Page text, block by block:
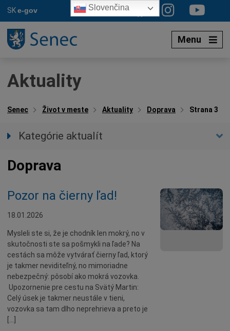
SKe-gov
Menu
Aktuality
Senec Život v meste Aktuality Doprava Strana 3
Kategórie aktualít
Spravodajstvo
Kultúra
Ocenenia
Dotácie
Údržba
Doprava
Oznamy
Mestský úrad
Projekty
Doprava
Pozor na čierny ľad!
18.01.2026
Mysleli ste si, že je chodník len mokrý, no v
skutočnosti ste sa pošmykli na ľade? Na
cestách sa môže vytvárať čierny ľad, ktorý
je takmer neviditeľný, no mimoriadne
nebezpečný: pôsobí ako mokrá vozovka.
Upozornenie pre cestu na Svätý Martin:
Celý úsek je takmer neustále v tieni,
vozovka sa tam dlho neprehrieva a preto je
Slovenčina